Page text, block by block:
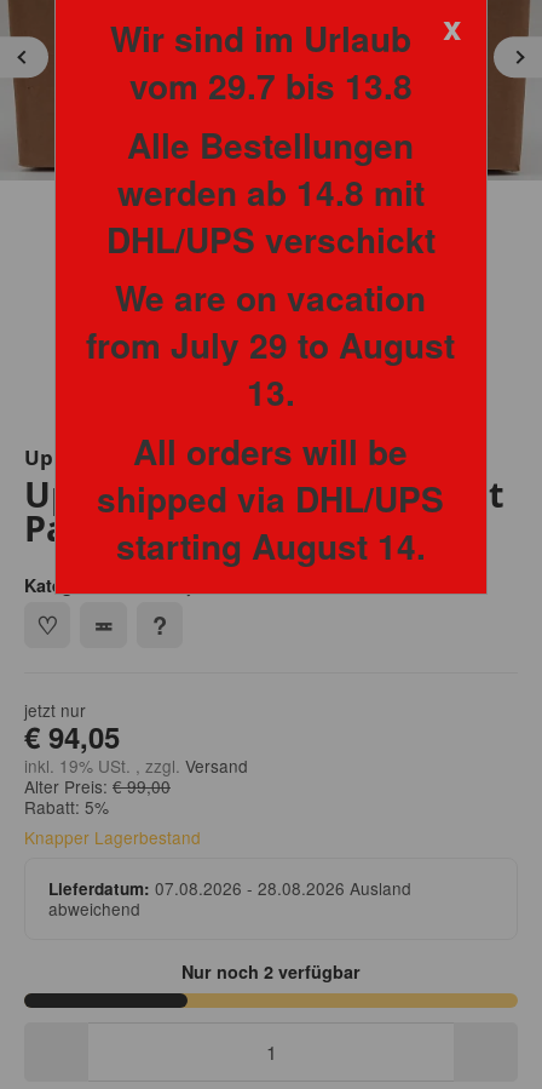
Upper Deck
Upper Deck MVP Hockey Fat
Pack Box 2022-23
Kategorie:
jetzt nur
€ 94,05
inkl. 19% USt. , zzgl. Versand
Alter Preis: € 99,00
Rabatt: 5%
Knapper Lagerbestand
Lieferdatum: 07.08.2026 - 28.08.2026Ausland
abweichend
Nur noch 2 verfügbar
x
Wir sind im Urlaub
vom 29.7 bis 13.8
Alle Bestellungen
werden ab 14.8 mit
DHL/UPS verschickt
We are on vacation
from July 29 to August
13.
All orders will be
shipped via DHL/UPS
starting August 14.